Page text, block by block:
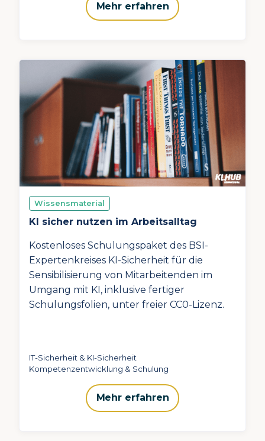
Mehr erfahren
Wissensmaterial
KI sicher nutzen im Arbeitsalltag
Kostenloses Schulungspaket des BSI-
Expertenkreises KI-Sicherheit für die
Sensibilisierung von Mitarbeitenden im
Umgang mit KI, inklusive fertiger
Schulungsfolien, unter freier CC0-Lizenz.
IT-Sicherheit & KI-Sicherheit
Kompetenzentwicklung & Schulung
Mehr erfahren